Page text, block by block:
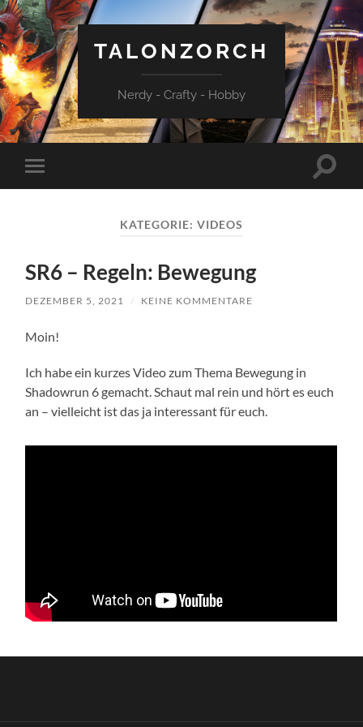
TALONZORCH
Nerdy - Crafty - Hobby
Mobile-
Menü
KATEGORIE: VIDEOS
SR6 – Regeln: Bewegung
DEZEMBER 5, 2021 / KEINE KOMMENTARE
Moin!
Ich habe ein kurzes Video zum Thema Bewegung in
Shadowrun 6 gemacht. Schaut mal rein und hört es euch
an – vielleicht ist das ja interessant für euch.